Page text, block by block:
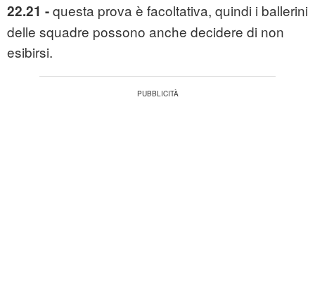
22.21 -questa prova è facoltativa, quindi i ballerini
delle squadre possono anche decidere di non
esibirsi.